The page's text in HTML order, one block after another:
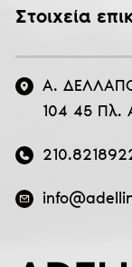
Στοιχεία
Α.
104 45 Πλ.